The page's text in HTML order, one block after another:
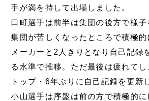
手が満を持して出場しました。
口町選手は前半は集団の後方で様
集団が苦しくなったところで積極的
メーカーと2人きりとなり自己記録
る水準で推移。ただ最後は疲れてし
トップ・6年ぶりに自己記録を更新
小山選手は序盤は前の方で積極的に